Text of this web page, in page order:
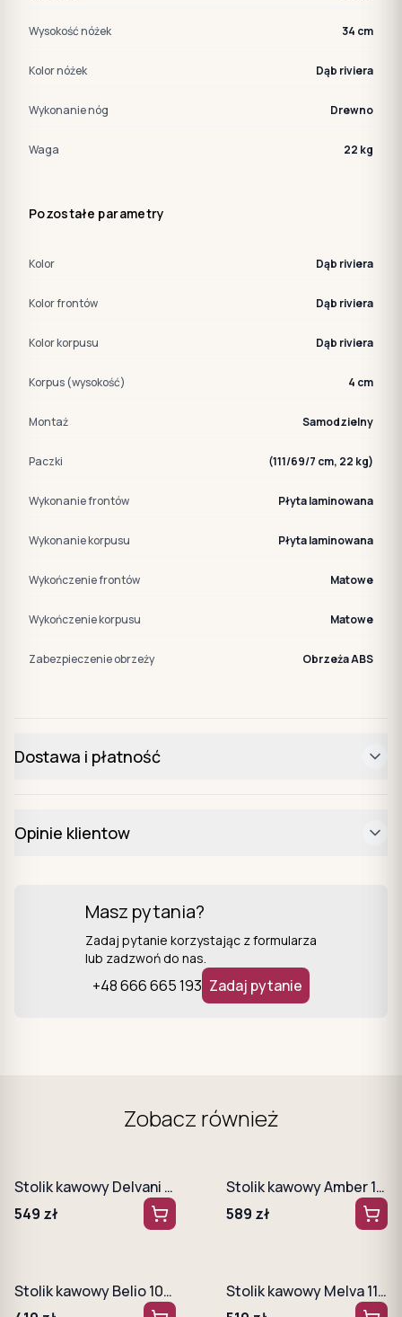
Wysokość nóżek 34 cm
Kolor nóżek Dąb riviera
Wykonanie nóg Drewno
Waga 22 kg
Pozostałe parametry
Kolor Dąb riviera
Kolor frontów Dąb riviera
Kolor korpusu Dąb riviera
Korpus (wysokość) 4 cm
Montaż Samodzielny
Paczki (111/69/7 cm, 22 kg)
Wykonanie frontów Płyta laminowana
Wykonanie korpusu Płyta laminowana
Wykończenie frontów Matowe
Wykończenie korpusu Matowe
Zabezpieczenie obrzeży Obrzeża ABS
Dostawa i płatność
Opinie klientow
Masz pytania?
Zadaj pytanie korzystając z formularza
lub zadzwoń do nas.
+48 666 665 193 Zadaj pytanie
Zobacz również
Stolik kawowy Delvani 90 cm Kaszmir
549 zł
Stolik kawowy Amber 100 cm Czarny
589 zł
Stolik kawowy Belio 100 cm Kaszmir + złote nogi
Stolik kawowy Melva 110 cm Dąb Ribbeck + Biały